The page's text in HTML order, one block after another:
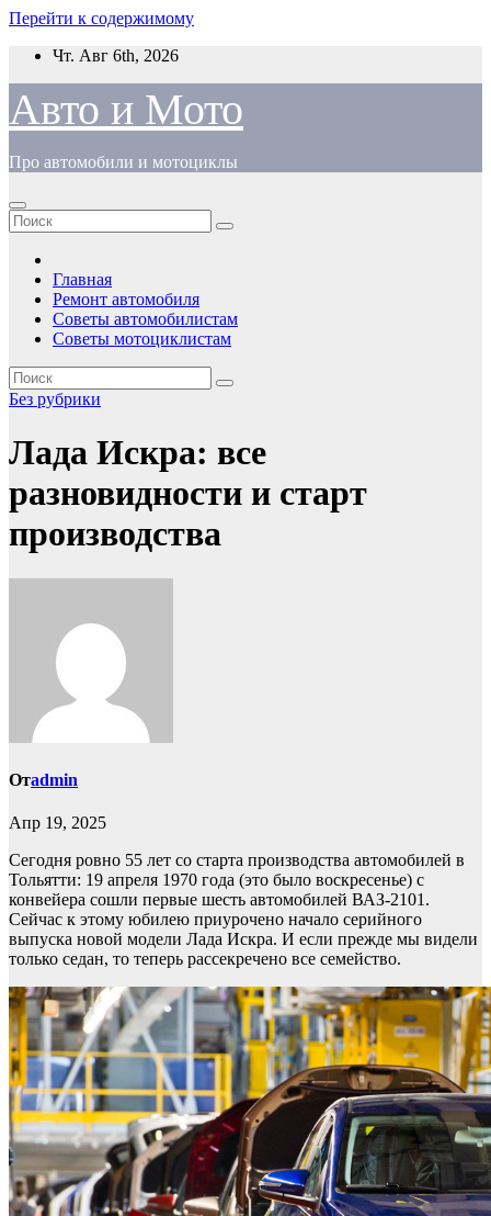
Перейти к содержимому
Чт. Авг 6th, 2026
Авто и Мото
Про автомобили и мотоциклы
Главная
Ремонт автомобиля
Советы автомобилистам
Советы мотоциклистам
Без рубрики
Лада Искра: все
разновидности и старт
производства
Отadmin
Апр 19, 2025
Сегодня ровно 55 лет со старта производства автомобилей в
Тольятти: 19 апреля 1970 года (это было воскресенье) с
конвейера сошли первые шесть автомобилей ВАЗ-2101.
Сейчас к этому юбилею приурочено начало серийного
выпуска новой модели Лада Искра. И если прежде мы видели
только седан, то теперь рассекречено все семейство.